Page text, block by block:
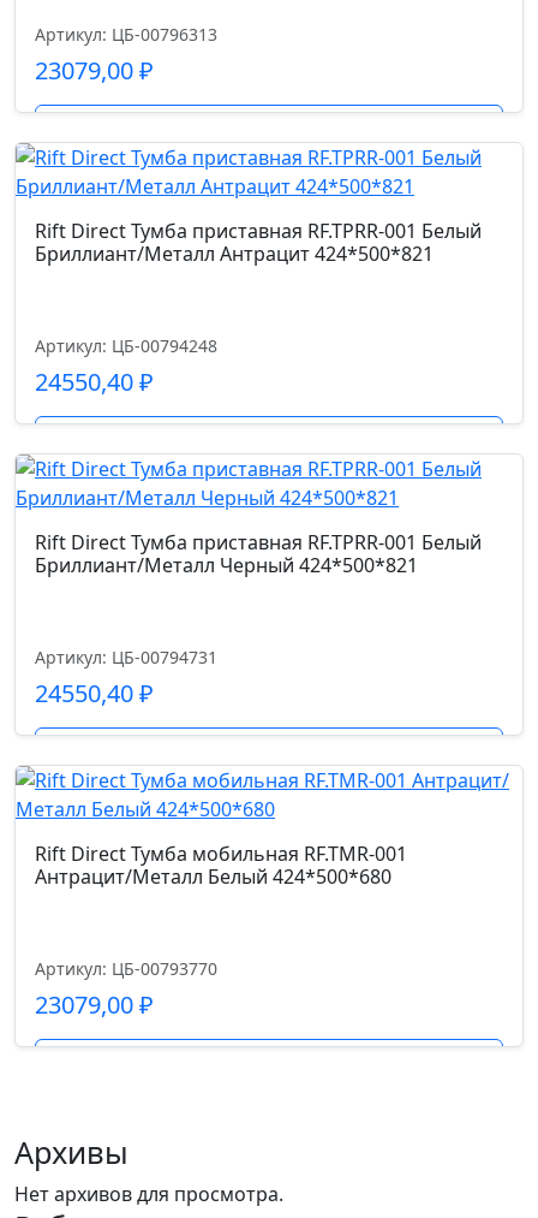
Артикул: ЦБ-00796313
23079,00₽
Rift Direct Тумба приставная RF.TPRR-001 Белый
Бриллиант/Металл Антрацит 424*500*821
Артикул: ЦБ-00794248
24550,40₽
Rift Direct Тумба приставная RF.TPRR-001 Белый
Бриллиант/Металл Черный 424*500*821
Артикул: ЦБ-00794731
24550,40₽
Rift Direct Тумба мобильная RF.TMR-001
Антрацит/Металл Белый 424*500*680
Артикул: ЦБ-00793770
23079,00₽
Архивы
Нет архивов для просмотра.